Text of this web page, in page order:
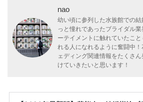
nao
幼い頃に参列した水族館での
っと憧れであったブライダル
ーテイメントに触れていたこ
れる人になれるように奮闘中
ェディング関連情報をたくさ
けていきたいと思います！